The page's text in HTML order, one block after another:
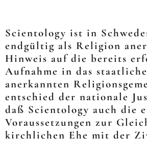
Scientology ist in
endgültig als Religion
Hinweis auf die bereits
Aufnahme in das
anerkannten
entschied der nationale
daß Scientology auch die
Voraussetzungen zur
kirchlichen Ehe mit der